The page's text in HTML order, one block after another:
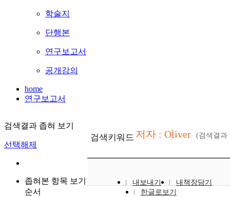
학술지
단행본
연구보고서
공개강의
home
연구보고서
검색결과 좁혀 보기
선택해제
좁혀본 항목 보기
순서
검색키워드 저자 : Oliver (검색결과
내보내기
내책장담기
한글로보기